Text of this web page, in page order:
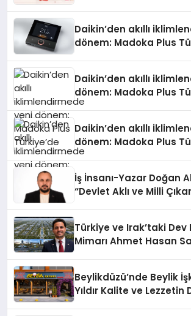
Daikin’den akıllı
dönem: Madoka Plus
Daikin’den akıllı
dönem: Madoka Plus
Daikin’den akıllı
dönem: Madoka Plus
İş İnsanı-Yazar Doğan
“Devlet Aklı ve Milli
Türkiye ve Irak’taki Dev
Mimarı Ahmet Hasan
Hayata Geçirecek
Beylikdüzü’nde Beylik
Yıldır Kalite ve Lezzetin